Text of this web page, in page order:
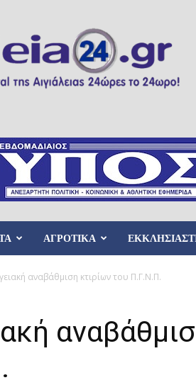
ΑΓΡΟΤΙΚΑ
αναβάθμιση κτιρίων του Π.Γ.Ν.Π.